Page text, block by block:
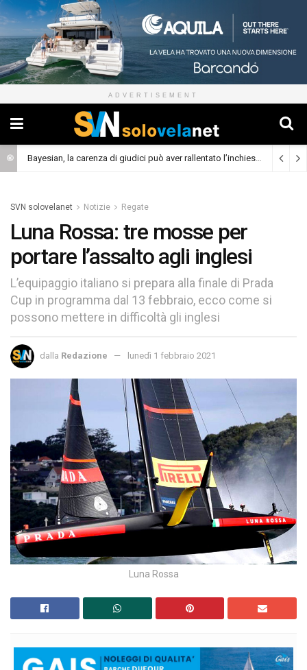
ADVERTISEMENT
Bayesian, la carenza di giudici può aver rallentato l’inchiesta (Cronaca)
SVN solovelanet Notizie Regate
Luna Rossa: tre mosse per
portare l’assalto agli inglesi
L’equipaggio italiano si prepara alla finale di Prada
Cup in programma dal 13 febbraio, ecco come si
possono mettere in difficoltà gli inglesi
dalla Redazione lunedì 1 febbraio 2021
Luna Rossa